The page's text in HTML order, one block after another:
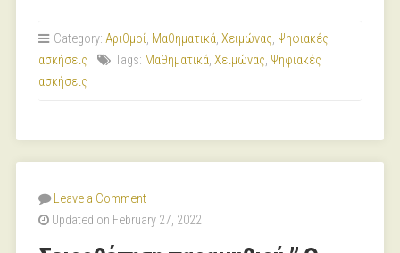
Category: Αριθμοί, Μαθηματικά, Χειμώνας, Ψηφιακές
ασκήσεις
Tags: Μαθηματικά, Χειμώνας, Ψηφιακές
ασκήσεις
Leave a Comment
Updated on February 27, 2022